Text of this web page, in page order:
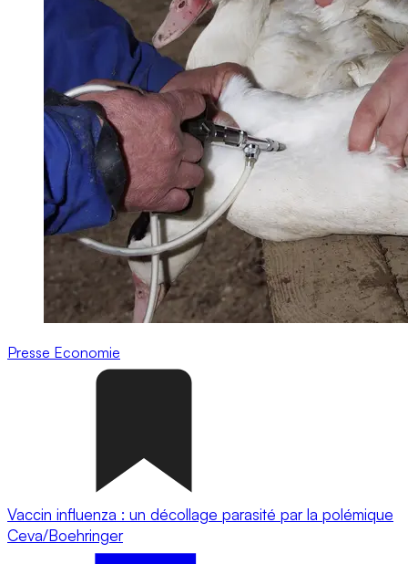
Presse Economie
Vaccin influenza : un décollage parasité par la polémique
Ceva/Boehringer